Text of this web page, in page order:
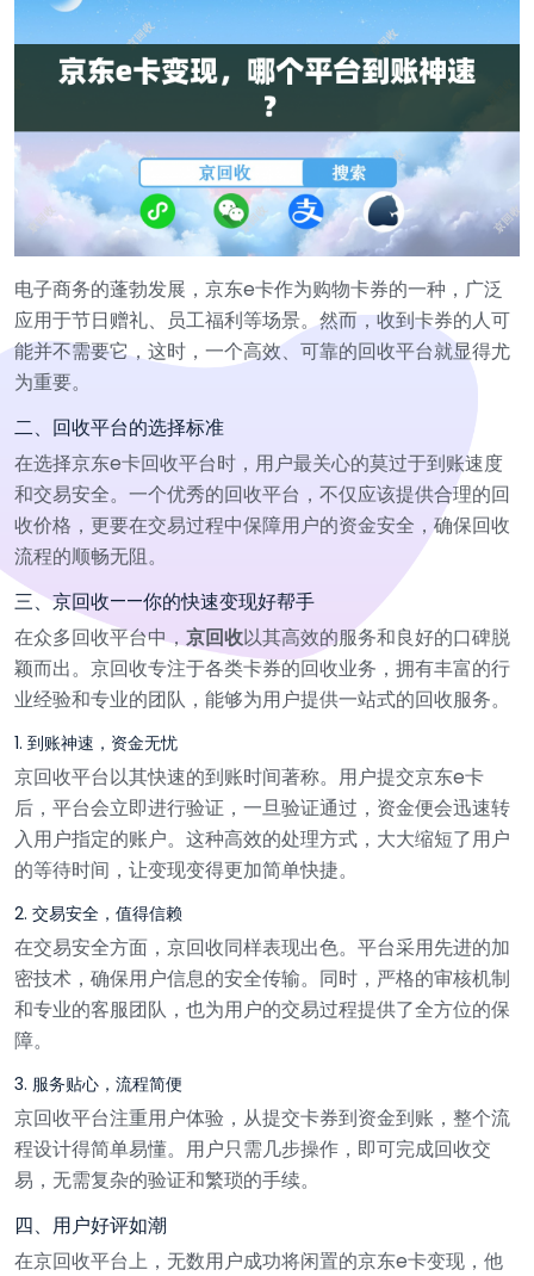
电子商务的蓬勃发展，京东e卡作为购物卡券的一种，广泛
应用于节日赠礼、员工福利等场景。然而，收到卡券的人可
能并不需要它，这时，一个高效、可靠的回收平台就显得尤
为重要。
二、回收平台的选择标准
在选择京东e卡回收平台时，用户最关心的莫过于到账速度
和交易安全。一个优秀的回收平台，不仅应该提供合理的回
收价格，更要在交易过程中保障用户的资金安全，确保回收
流程的顺畅无阻。
三、京回收——你的快速变现好帮手
在众多回收平台中， 京回收以其高效的服务和良好的口碑脱
颖而出。京回收专注于各类卡券的回收业务，拥有丰富的行
业经验和专业的团队，能够为用户提供一站式的回收服务。
1. 到账神速，资金无忧
京回收平台以其快速的到账时间著称。用户提交京东e卡
后，平台会立即进行验证，一旦验证通过，资金便会迅速转
入用户指定的账户。这种高效的处理方式，大大缩短了用户
的等待时间，让变现变得更加简单快捷。
2. 交易安全，值得信赖
在交易安全方面，京回收同样表现出色。平台采用先进的加
密技术，确保用户信息的安全传输。同时，严格的审核机制
和专业的客服团队，也为用户的交易过程提供了全方位的保
障。
3. 服务贴心，流程简便
京回收平台注重用户体验，从提交卡券到资金到账，整个流
程设计得简单易懂。用户只需几步操作，即可完成回收交
易，无需复杂的验证和繁琐的手续。
四、用户好评如潮
在京回收平台上，无数用户成功将闲置的京东e卡变现，他